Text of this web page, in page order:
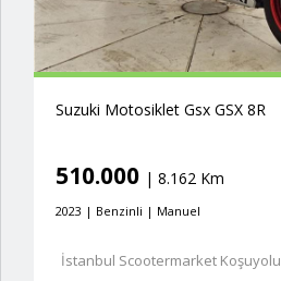
Suzuki Motosiklet Gsx GSX 8R
510.000 | 8.162 Km
2023 | Benzinli | Manuel
İstanbul Scootermarket Koşuyolu